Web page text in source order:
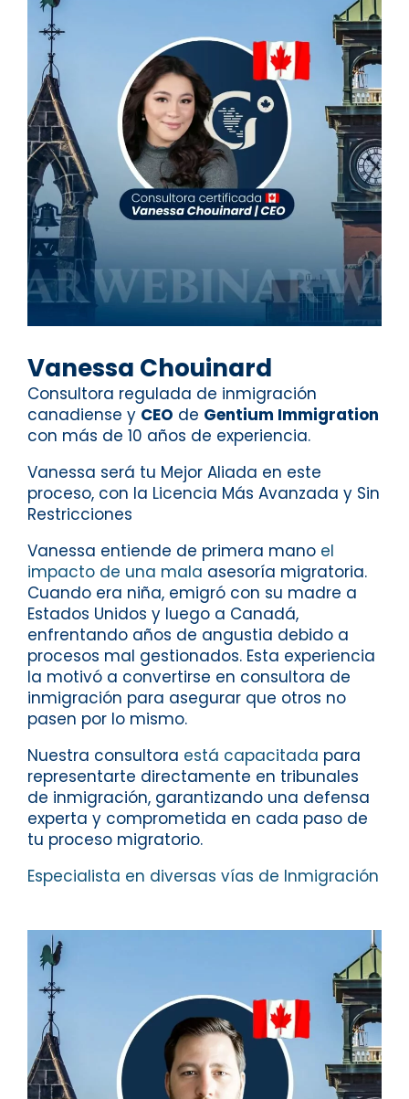
Vanessa Chouinard
Consultora regulada de inmigración
canadiense y CEO de Gentium Immigration
con más de 10 años de experiencia.
Vanessa será tu Mejor Aliada en este
proceso, con la Licencia Más Avanzada y Sin
Restricciones
Vanessa entiende de primera mano el
impacto de una mala asesoría migratoria.
Cuando era niña, emigró con su madre a
Estados Unidos y luego a Canadá,
enfrentando años de angustia debido a
procesos mal gestionados. Esta experiencia
la motivó a convertirse en consultora de
inmigración para asegurar que otros no
pasen por lo mismo.
Nuestra consultora está capacitada para
representarte directamente en tribunales
de inmigración, garantizando una defensa
experta y comprometida en cada paso de
tu proceso migratorio.
Especialista en diversas vías de Inmigración